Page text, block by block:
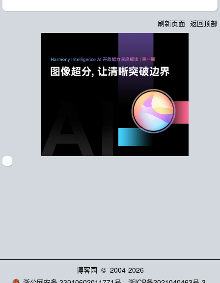
刷新页面 返回顶部
博客园 © 2004-2026